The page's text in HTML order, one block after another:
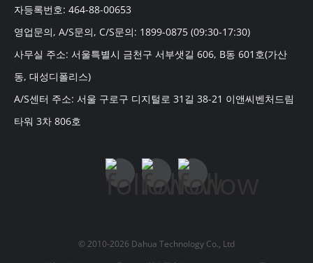
자등록번호: 464-88-00653
영업문의, A/S문의, C/S문의: 1899-0875 (09:30-17:30)
사무실 주소: 서울특별시 금천구 서부샛길 606, B동 601호(가산
동, 대성디폴리스)
A/S센터 주소: 서울 구로구 디지털로 31길 38-21 이앤씨벤처드림
타워 3차 806호
© 2010-2026 Dahua Technology Co., Ltd